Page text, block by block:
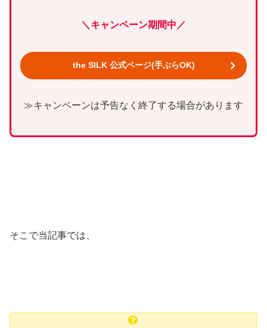
＼キャンペーン期間中／
the SILK 公式ページ(手ぶらOK)
≫キャンペーンは予告なく終了する場合があります
そこで当記事では、